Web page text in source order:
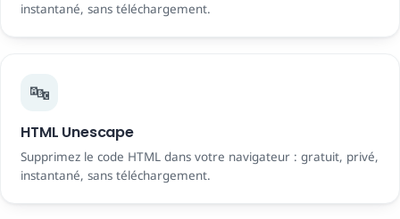
instantané, sans téléchargement.
🔤
HTML Unescape
Supprimez le code HTML dans votre navigateur : gratuit, privé,
instantané, sans téléchargement.